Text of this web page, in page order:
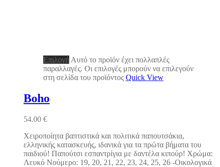
Επιλογή Αυτό το προϊόν έχει πολλαπλές
παραλλαγές. Οι επιλογές μπορούν να επιλεγούν
στη σελίδα του προϊόντος Quick View
Boho
54.00 €
Χειροποίητα βαπτιστικά και πολιτικά παπουτσάκια,
ελληνικής κατασκευής, ιδανικά για τα πρώτα βήματα του
παιδιού! Παπούτσι εσπαντρίγια με δαντέλα κιπούρ! Χρώμα:
Λευκό Νούμερο: 19, 20, 21, 22, 23, 24, 25, 26 -Οικολογικά